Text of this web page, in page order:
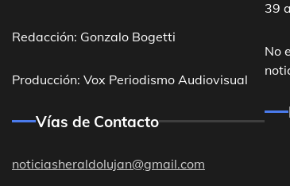
Redacción: Gonzalo Bogetti
Producción: Vox Periodismo Audiovisual
Vías de Contacto
noticiasheraldolujan@gmail.com
39
No